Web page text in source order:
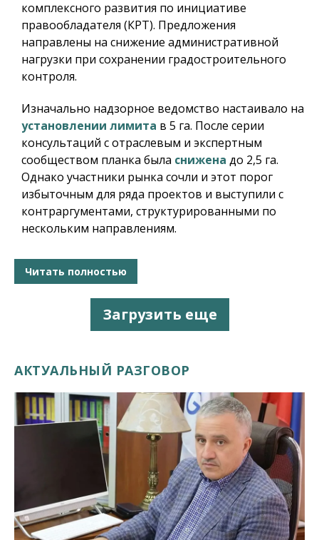
комплексного развития по инициативе
правообладателя (КРТ). Предложения
направлены на снижение административной
нагрузки при сохранении градостроительного
контроля.
Изначально надзорное ведомство настаивало на
установлении лимита в 5 га. После серии
консультаций с отраслевым и экспертным
сообществом планка была снижена до 2,5 га.
Однако участники рынка сочли и этот порог
избыточным для ряда проектов и выступили с
контраргументами, структурированными по
нескольким направлениям.
Читать полностью
Загрузить еще
АКТУАЛЬНЫЙ РАЗГОВОР